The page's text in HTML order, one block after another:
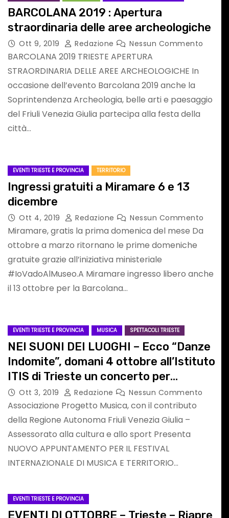
BARCOLANA 2019 : Apertura
straordinaria delle aree archeologiche
Ott 9, 2019 Redazione Nessun Commento
BARCOLANA 2019 TRIESTE APERTURA
STRAORDINARIA DELLE AREE ARCHEOLOGICHE In
occasione dell’evento Barcolana 2019 anche la
Soprintendenza Archeologia, belle arti e paesaggio
del Friuli Venezia Giulia partecipa alla festa della
città…
EVENTI TRIESTE E PROVINCIA TERRITORIO
Ingressi gratuiti a Miramare 6 e 13
dicembre
Ott 4, 2019 Redazione Nessun Commento
Miramare, gratis la prima domenica del mese Da
ottobre a marzo ritornano le prime domeniche
gratuite grazie all’iniziativa ministeriale
#IoVadoAlMuseo.A Miramare ingresso libero anche
il 13 ottobre per la Barcolana…
EVENTI TRIESTE E PROVINCIA MUSICA SPETTACOLI TRIESTE
NEI SUONI DEI LUOGHI – Ecco “Danze
Indomite”, domani 4 ottobre all’Istituto
ITIS di Trieste un concerto per
pianoforte, tromba, trombone e corno
Ott 3, 2019 Redazione Nessun Commento
Associazione Progetto Musica, con il contributo
della Regione Autonoma Friuli Venezia Giulia –
Assessorato alla cultura e allo sport Presenta
NUOVO APPUNTAMENTO PER IL FESTIVAL
INTERNAZIONALE DI MUSICA E TERRITORIO…
EVENTI TRIESTE E PROVINCIA
EVENTI DI OTTOBRE – Trieste – Riapre
con Stefano VIEZZI
ATTUALITA' CON IL CUORE
De Gaulle e la
lezione
dimenticata:
tornare a pensare
in termini
strategici
EVENTI BELLUNO E PROVINCIA
SPETTACOLI IN VENETO